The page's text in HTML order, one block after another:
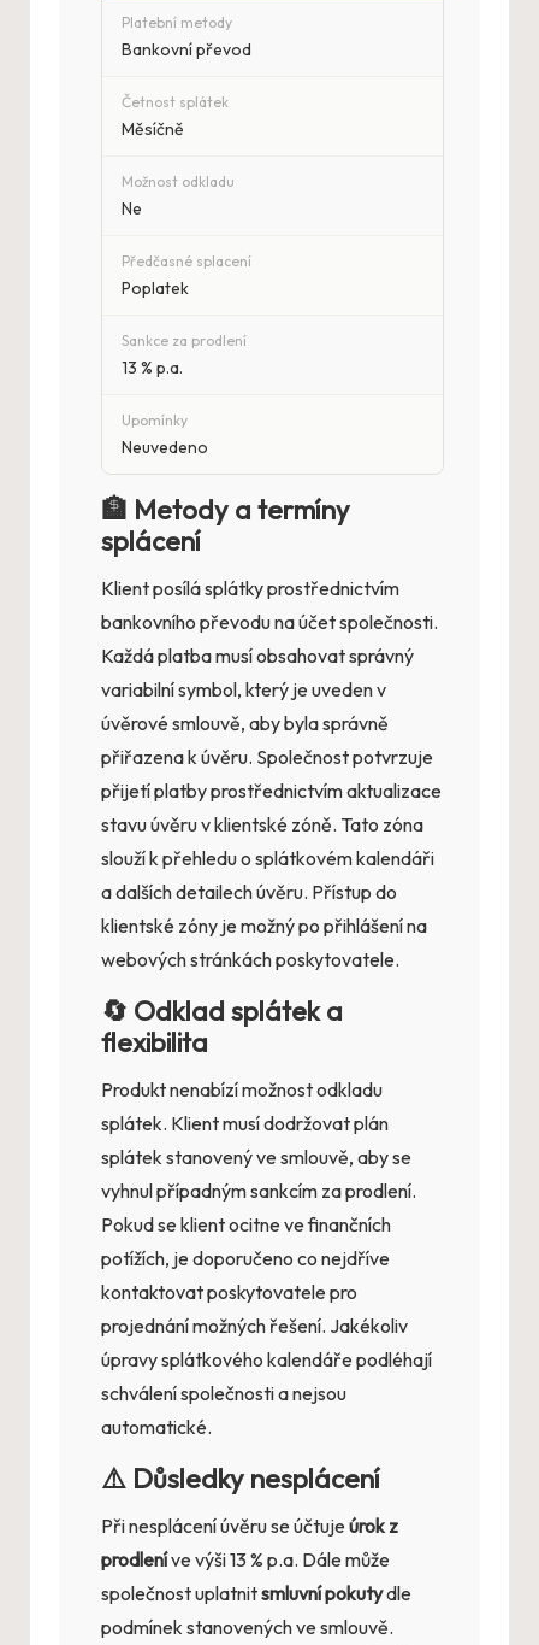
Platební metody
Bankovní převod
Četnost splátek
Měsíčně
Možnost odkladu
Ne
Předčasné splacení
Poplatek
Sankce za prodlení
13 % p.a.
Upomínky
Neuvedeno
🏦 Metody a termíny
splácení
Klient posílá splátky prostřednictvím
bankovního převodu na účet společnosti.
Každá platba musí obsahovat správný
variabilní symbol, který je uveden v
úvěrové smlouvě, aby byla správně
přiřazena k úvěru. Společnost potvrzuje
přijetí platby prostřednictvím aktualizace
stavu úvěru v klientské zóně. Tato zóna
slouží k přehledu o splátkovém kalendáři
a dalších detailech úvěru. Přístup do
klientské zóny je možný po přihlášení na
webových stránkách poskytovatele.
🔄 Odklad splátek a
flexibilita
Produkt nenabízí možnost odkladu
splátek. Klient musí dodržovat plán
splátek stanovený ve smlouvě, aby se
vyhnul případným sankcím za prodlení.
Pokud se klient ocitne ve finančních
potížích, je doporučeno co nejdříve
kontaktovat poskytovatele pro
projednání možných řešení. Jakékoliv
úpravy splátkového kalendáře podléhají
schválení společnosti a nejsou
automatické.
⚠️ Důsledky nesplácení
Při nesplácení úvěru se účtujeúrok z
prodleníve výši 13 % p.a. Dále může
společnost uplatnitsmluvní pokutydle
podmínek stanovených ve smlouvě.